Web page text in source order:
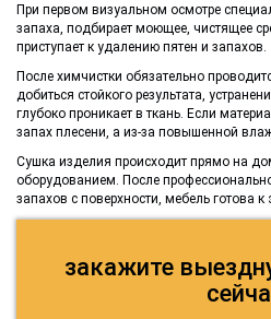
При первом визуальном осмотре
запаха, подбирает моющее, чистящее
приступает к удалению пятен и запахов.
После химчистки обязательно
добиться стойкого результата,
глубоко проникает в ткань. Если
запах плесени, а из-за повышенной
Сушка изделия происходит прямо на
оборудованием. После
запахов с поверхности, мебель готова к
закажите